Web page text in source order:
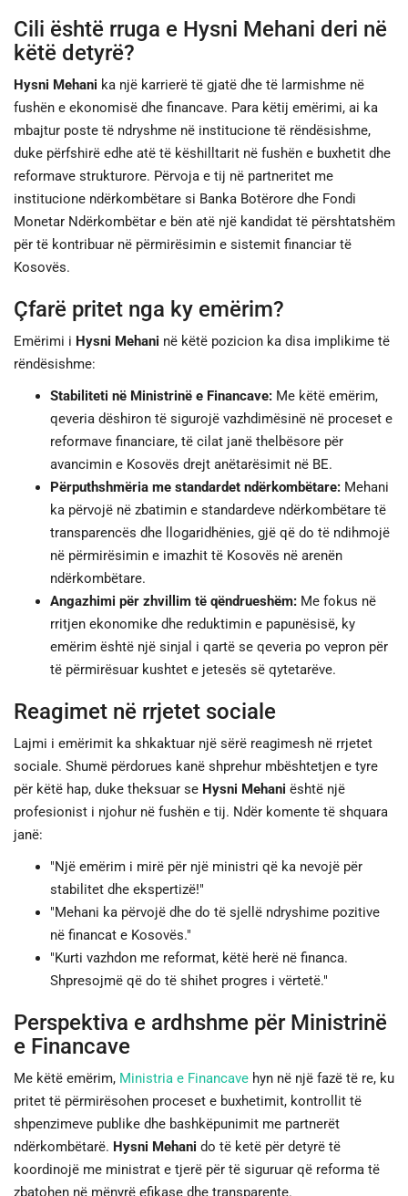
Cili është rruga e Hysni Mehani deri në
këtë detyrë?
Hysni Mehani ka një karrierë të gjatë dhe të larmishme në
fushën e ekonomisë dhe financave. Para këtij emërimi, ai ka
mbajtur poste të ndryshme në institucione të rëndësishme,
duke përfshirë edhe atë të këshilltarit në fushën e buxhetit dhe
reformave strukturore. Përvoja e tij në partneritet me
institucione ndërkombëtare si Banka Botërore dhe Fondi
Monetar Ndërkombëtar e bën atë një kandidat të përshtatshëm
për të kontribuar në përmirësimin e sistemit financiar të
Kosovës.
Çfarë pritet nga ky emërim?
Emërimi i Hysni Mehani në këtë pozicion ka disa implikime të
rëndësishme:
Stabiliteti në Ministrinë e Financave: Me këtë emërim,
qeveria dëshiron të sigurojë vazhdimësinë në proceset e
reformave financiare, të cilat janë thelbësore për
avancimin e Kosovës drejt anëtarësimit në BE.
Përputhshmëria me standardet ndërkombëtare: Mehani
ka përvojë në zbatimin e standardeve ndërkombëtare të
transparencës dhe llogaridhënies, gjë që do të ndihmojë
në përmirësimin e imazhit të Kosovës në arenën
ndërkombëtare.
Angazhimi për zhvillim të qëndrueshëm: Me fokus në
rritjen ekonomike dhe reduktimin e papunësisë, ky
emërim është një sinjal i qartë se qeveria po vepron për
të përmirësuar kushtet e jetesës së qytetarëve.
Reagimet në rrjetet sociale
Lajmi i emërimit ka shkaktuar një sërë reagimesh në rrjetet
sociale. Shumë përdorues kanë shprehur mbështetjen e tyre
për këtë hap, duke theksuar se Hysni Mehani është një
profesionist i njohur në fushën e tij. Ndër komente të shquara
janë:
"Një emërim i mirë për një ministri që ka nevojë për
stabilitet dhe ekspertizë!"
"Mehani ka përvojë dhe do të sjellë ndryshime pozitive
në financat e Kosovës."
"Kurti vazhdon me reformat, këtë herë në financa.
Shpresojmë që do të shihet progres i vërtetë."
Perspektiva e ardhshme për Ministrinë
e Financave
Me këtë emërim, Ministria e Financave hyn në një fazë të re, ku
pritet të përmirësohen proceset e buxhetimit, kontrollit të
shpenzimeve publike dhe bashkëpunimit me partnerët
ndërkombëtarë. Hysni Mehani do të ketë për detyrë të
koordinojë me ministrat e tjerë për të siguruar që reforma të
zbatohen në mënyrë efikase dhe transparente.